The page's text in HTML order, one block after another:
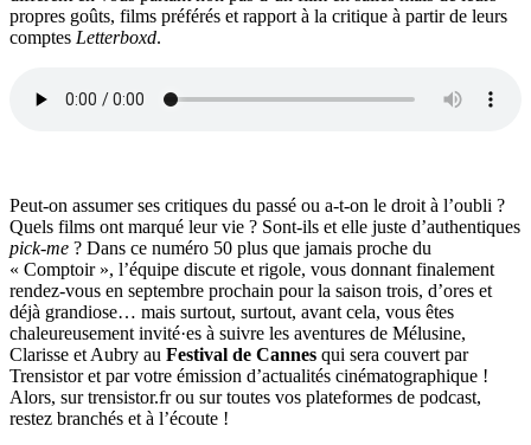
propres goûts, films préférés et rapport à la critique à partir de leurs
comptes Letterboxd.
Peut-on assumer ses critiques du passé ou a-t-on le droit à l’oubli ?
Quels films ont marqué leur vie ? Sont-ils et elle juste d’authentiques
pick-me ? Dans ce numéro 50 plus que jamais proche du
« Comptoir », l’équipe discute et rigole, vous donnant finalement
rendez-vous en septembre prochain pour la saison trois, d’ores et
déjà grandiose… mais surtout, surtout, avant cela, vous êtes
chaleureusement invité·es à suivre les aventures de Mélusine,
Clarisse et Aubry au Festival de Cannes qui sera couvert par
Trensistor et par votre émission d’actualités cinématographique !
Alors, sur trensistor.fr ou sur toutes vos plateformes de podcast,
restez branchés et à l’écoute !